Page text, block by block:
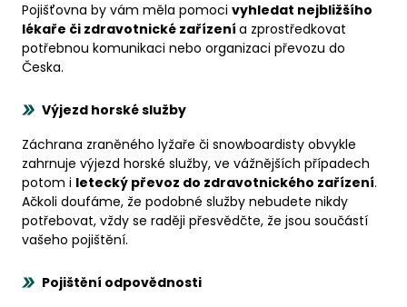
Pojišťovna by vám měla pomoci vyhledat nejbližšího
lékaře či zdravotnické zařízení a zprostředkovat
potřebnou komunikaci nebo organizaci převozu do
Česka.
Výjezd horské služby
Záchrana zraněného lyžaře či snowboardisty obvykle
zahrnuje výjezd horské služby, ve vážnějších případech
potom i letecký převoz do zdravotnického zařízení.
Ačkoli doufáme, že podobné služby nebudete nikdy
potřebovat, vždy se raději přesvědčte, že jsou součástí
vašeho pojištění.
Pojištění odpovědnosti